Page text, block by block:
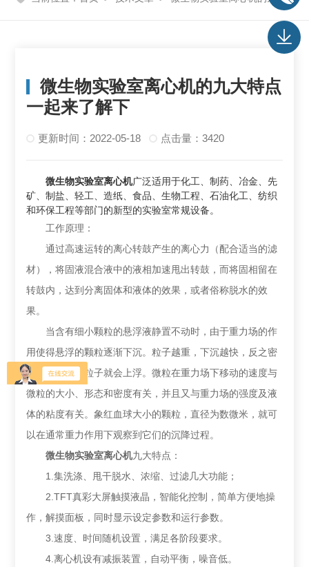
微生物实验室离心机的九大特点
一起来了解下
更新时间：2022-05-18 点击量：3420
微生物实验室离心机广泛适用于化工、制药、冶金、先
矿、制盐、轻工、造纸、食品、生物工程、石油化工、纺织
和环保工程等部门的新型的实验室常规设备。
工作原理：
通过高速运转的离心转鼓产生的离心力（配合适当的滤
材），将固液混合液中的液相加速甩出转鼓，而将固相留在
转鼓内，达到分离固体和液体的效果，或者俗称脱水的效
果。
当含有细小颗粒的悬浮液静置不动时，由于重力场的作
用使得悬浮的颗粒逐渐下沉。粒子越重，下沉越快，反之密
度比液体小的粒子就会上浮。微粒在重力场下移动的速度与
微粒的大小、形态和密度有关，并且又与重力场的强度及液
体的粘度有关。象红血球大小的颗粒，直径为数微米，就可
以在通常重力作用下观察到它们的沉降过程。
微生物实验室离心机九大特点：
1.集洗涤、甩干脱水、浓缩、过滤几大功能；
2.TFT真彩大屏触摸液晶，智能化控制，简单方便地操
作，解摸面板，同时显示设定参数和运行参数。
3.速度、时间随机设置，满足各阶段要求。
4.离心机设有减振装置，自动平衡，噪音低。